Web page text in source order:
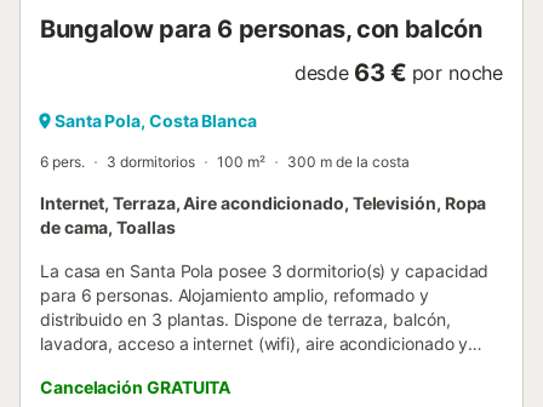
Bungalow para 6 personas, con balcón
desde 63 € por noche
Santa Pola, Costa Blanca
6 pers. 3 dormitorios 100 m² 300 m de la costa
Internet, Terraza, Aire acondicionado, Televisión, Ropa
de cama, Toallas
La casa en Santa Pola posee 3 dormitorio(s) y capacidad
para 6 personas. Alojamiento amplio, reformado y
distribuido en 3 plantas. Dispone de terraza, balcón,
lavadora, acceso a internet (wifi), aire acondicionado y
de comedor, 3 baños y cocina completa. La cocina está
Cancelación GRATUITA